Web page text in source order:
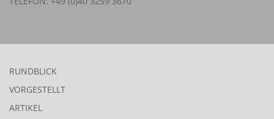
RUNDBLICK
VORGESTELLT
ARTIKEL